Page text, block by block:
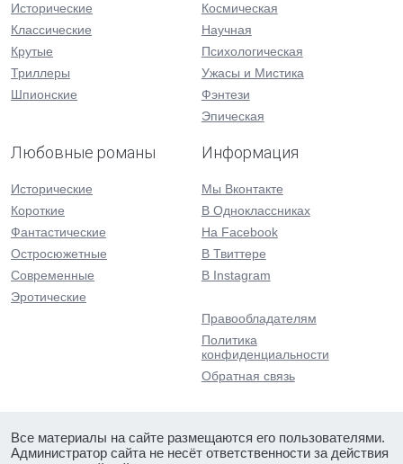
Исторические
Классические
Крутые
Триллеры
Шпионские
Космическая
Научная
Психологическая
Ужасы и Мистика
Фэнтези
Эпическая
Любовные романы
Исторические
Короткие
Фантастические
Остросюжетные
Современные
Эротические
Информация
Мы Вконтакте
В Одноклассниках
На Facebook
В Твиттере
В Instagram
Правообладателям
Политика
конфиденциальности
Обратная связь
Все материалы на сайте размещаются его пользователями.
Администратор сайта не несёт ответственности за действия